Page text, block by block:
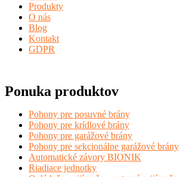
Produkty
O nás
Blog
Kontakt
GDPR
Ponuka produktov
Pohony pre posuvné brány
Pohony pre krídlové brány
Pohony pre garážové brány
Pohony pre sekcionálne garážové brány
Automatické závory BIONIK
Riadiace jednotky